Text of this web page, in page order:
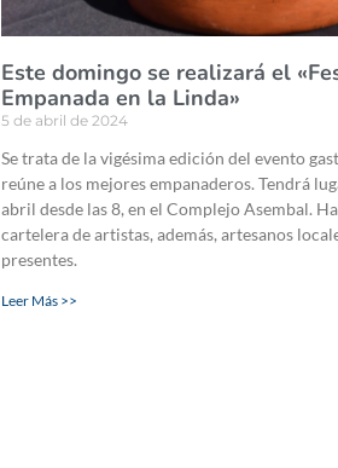
Este domingo se realizará el
Empanada en la Linda»
5 de abril de 2024
Se trata de la vigésima edición del evento
reúne a los mejores empanaderos. Tendrá
abril desde las 8, en el Complejo Asembal.
cartelera de artistas, además, artesanos
presentes.
Leer Más >>